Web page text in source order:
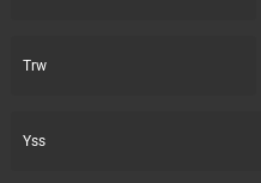
Trw
Yss